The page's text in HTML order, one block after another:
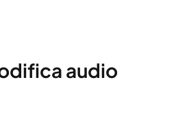
audio